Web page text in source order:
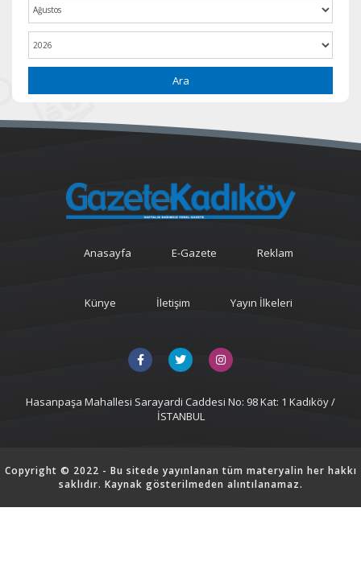
Ara
Anasayfa E-Gazete Reklam
Künye İletişim Yayın İlkeleri
Hasanpaşa Mahallesi Sarayardi Caddesi No: 98 Kat: 1 Kadıköy /
İSTANBUL
Copyright © 2022 - Bu sitede yayınlanan tüm materyalin her hakkı
saklıdır. Kaynak gösterilmeden alıntılanamaz.